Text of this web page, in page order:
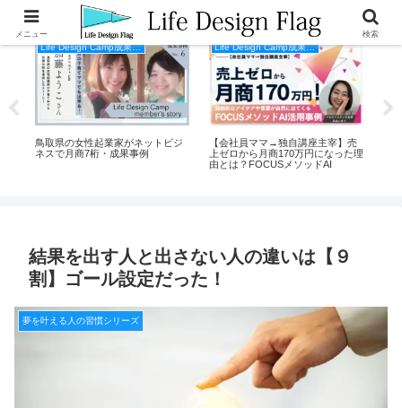
Life Design Camp成果事例
鳥取県の女性起業家がネットビジ
ネスで月商7桁・成果事例
Life Design Camp成果事例
【会社員ママ→独自講座主宰】売
上ゼロから月商170万円になった理
由とは？FOCUSメソッドAI
結果を出す人と出さない人の違いは【９
割】ゴール設定だった！
夢を叶える人の習慣シリーズ
メニュー 検索